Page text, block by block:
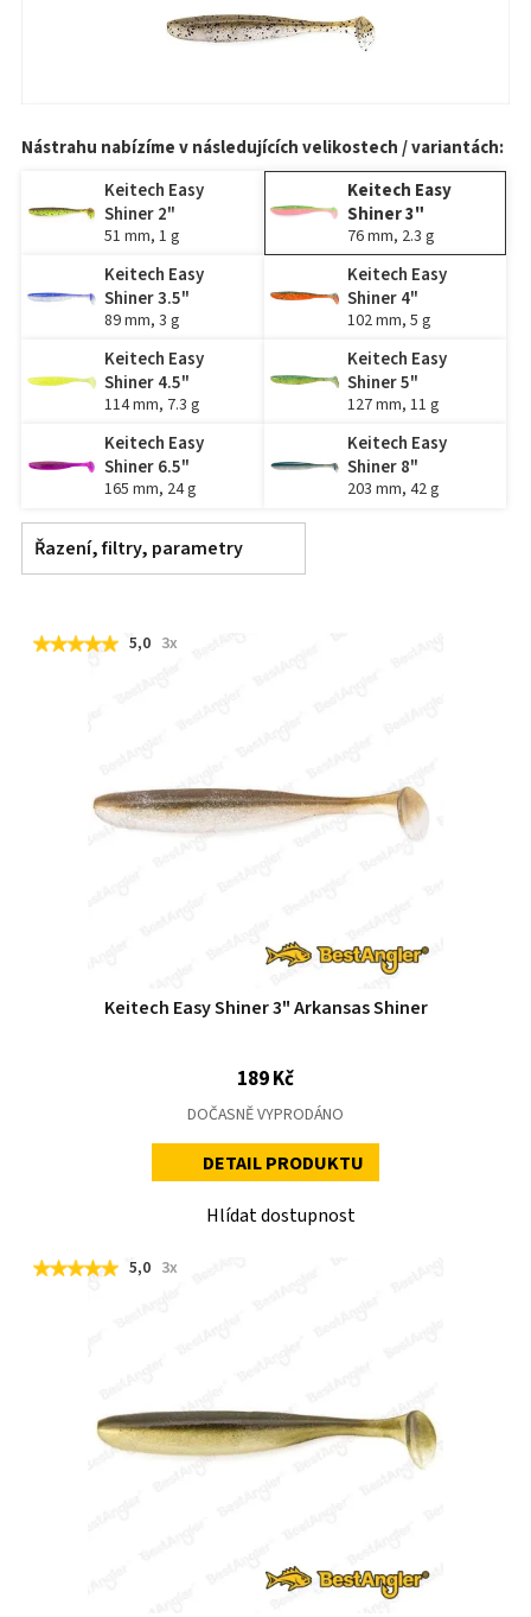
Nástrahu nabízíme v následujících velikostech / variantách:
Keitech Easy
Shiner 2"
51 mm, 1 g
Keitech Easy
Shiner 3"
76 mm, 2.3 g
Keitech Easy
Shiner 3.5"
89 mm, 3 g
Keitech Easy
Shiner 4"
102 mm, 5 g
Keitech Easy
Shiner 4.5"
114 mm, 7.3 g
Keitech Easy
Shiner 5"
127 mm, 11 g
Keitech Easy
Shiner 6.5"
165 mm, 24 g
Keitech Easy
Shiner 8"
203 mm, 42 g
Řazení, filtry, parametry
5,0 3x
Keitech Easy Shiner 3" Arkansas Shiner
189 Kč
DOČASNĚ VYPRODÁNO
DETAIL PRODUKTU
Hlídat dostupnost
5,0 3x